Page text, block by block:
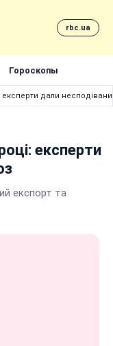
rbc.ua
Гороскопы
експерти дали
експерти
експорт та